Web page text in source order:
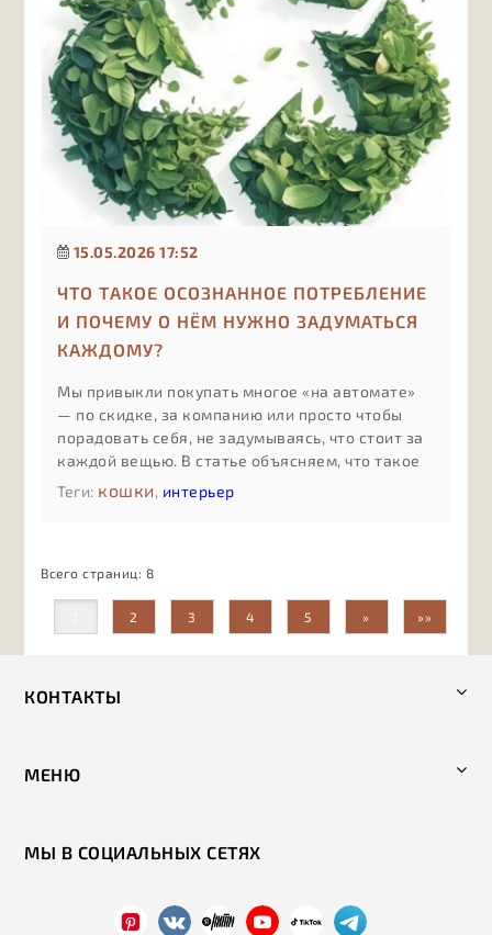
15.05.2026 17:52
ЧТО ТАКОЕ ОСОЗНАННОЕ ПОТРЕБЛЕНИЕ
И ПОЧЕМУ О НЁМ НУЖНО ЗАДУМАТЬСЯ
КАЖДОМУ?
Мы привыкли покупать многое «на автомате»
— по скидке, за компанию или просто чтобы
порадовать себя, не задумываясь, что стоит за
каждой вещью. В статье объясняем, что такое
осознанное потребление без сложных
терминов: как оно помогает экономить деньги,
бренды, которые разделяют ценности заботы о
людях, животных и планете.
Теги: кошки, интерьер
Всего страниц: 8
2 3 4 5 » »»
КОНТАКТЫ
МЕНЮ
МЫ В СОЦИАЛЬНЫХ СЕТЯХ